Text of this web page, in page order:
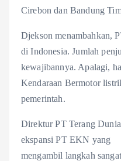
Cirebon dan Bandung
Djekson menambahkan,
di Indonesia. Jumlah
kewajibannya. Apalagi,
Kendaraan Bermotor
pemerintah.
Direktur PT Terang
ekspansi PT EKN yang
mengambil langkah